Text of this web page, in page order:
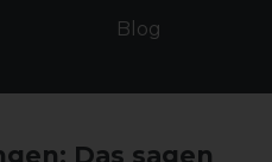
Blog
Das sagen